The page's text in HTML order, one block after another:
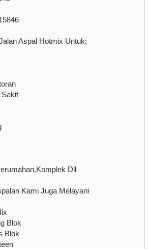
Aspal Hotmix Untuk;
Dll
Kami Juga Melayani
Blok
Blok